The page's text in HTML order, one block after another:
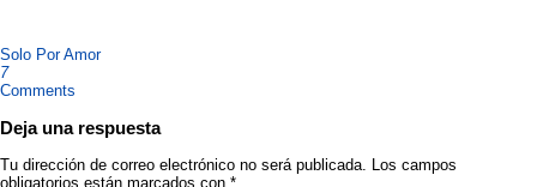
Solo Por Amor
7
Comments
Deja una respuesta
Tu dirección de correo electrónico no será publicada. Los campos
obligatorios están marcados con *